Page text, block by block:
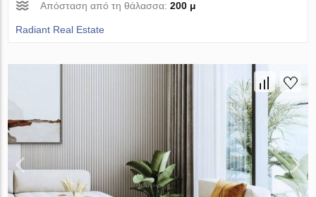
Απόσταση από τη θάλασσα:200 μ
Radiant Real Estate